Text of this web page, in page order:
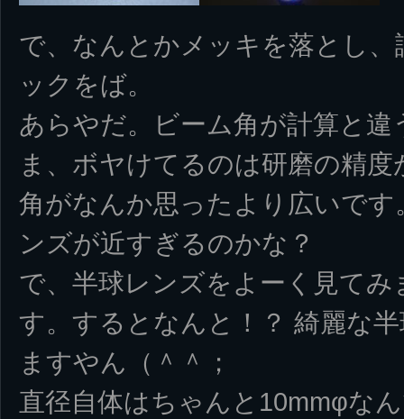
で、なんとかメッキを落とし
ックをば。
あらやだ。ビーム角が計算と違
ま、ボヤけてるのは研磨の精
角がなんか思ったより広いで
ンズが近すぎるのかな？
で、半球レンズをよーく見て
す。するとなんと！？ 綺麗な
ますやん（＾＾；
直径自体はちゃんと10mmφな